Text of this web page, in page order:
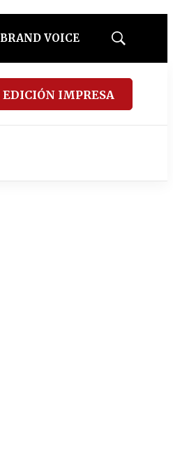
BRAND VOICE
Mostrar
EDICIÓN IMPRESA